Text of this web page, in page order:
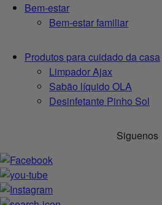
Bem-estar
Bem-estar familiar
Produtos para cuidado da casa
Limpador Ajax
Sabão líquido OLA
Desinfetante Pinho Sol
Siguenos